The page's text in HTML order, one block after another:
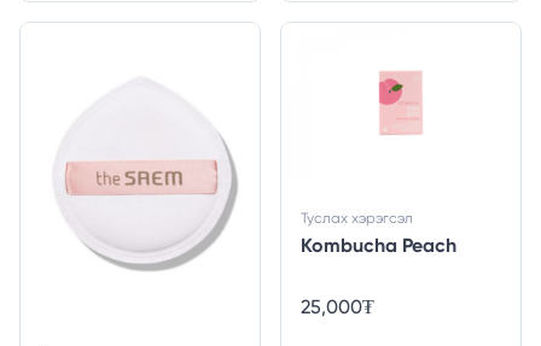
Kombucha Peach
Туслах хэрэгсэл
25,000₮